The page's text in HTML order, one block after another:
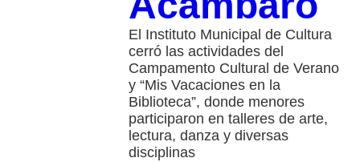
El Instituto Municipal de Cultura
cerró las actividades del
Campamento Cultural de Verano
y “Mis Vacaciones en la
Biblioteca”, donde menores
participaron en talleres de arte,
lectura, danza y diversas
disciplinas